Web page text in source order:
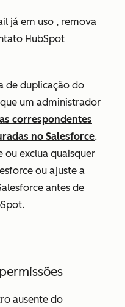
já em uso , remova
HubSpot
de duplicação do
um administrador
correspondentes
no Salesforce.
ou exclua quaisquer
ou ajuste a
antes de
ausente do